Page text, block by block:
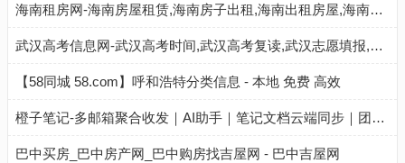
海南租房网-海南房屋租赁,海南房子出租,海南出租房屋,海南房地产中介,海南个人租房信息
武汉高考信息网-武汉高考时间,武汉高考复读,武汉志愿填报,武汉高考分数线,武汉高考成绩查询
【58同城 58.com】呼和浩特分类信息 - 本地 免费 高效
橙子笔记-多邮箱聚合收发｜AI助手｜笔记文档云端同步｜团队与个人高效协作工具
巴中买房_巴中房产网_巴中购房找吉屋网 - 巴中吉屋网